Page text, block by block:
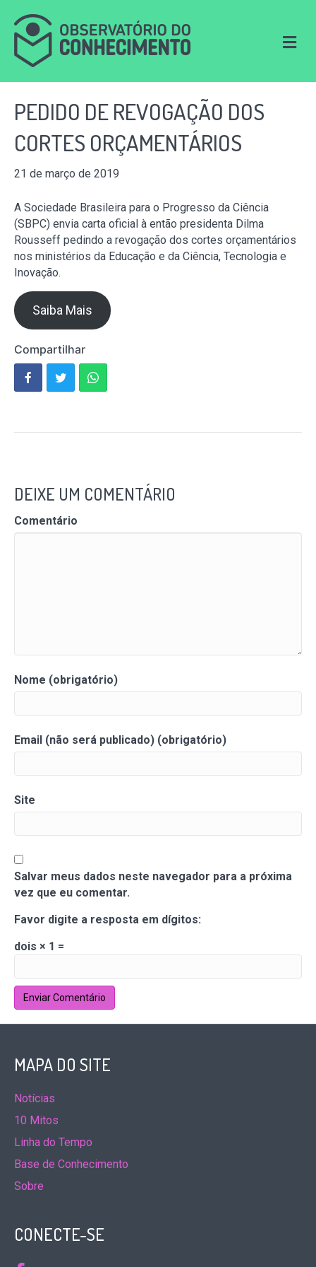
M
e
u
PEDIDO DE REVOGAÇÃO DOS
CORTES ORÇAMENTÁRIOS
21 de março de 2019
A Sociedade Brasileira para o Progresso da Ciência
(SBPC) envia carta oficial à então presidenta Dilma
Rousseff pedindo a revogação dos cortes orçamentários
nos ministérios da Educação e da Ciência, Tecnologia e
Inovação.
Saiba Mais
Compartilhar
DEIXE UM COMENTÁRIO
Comentário
Nome (obrigatório)
Email (não será publicado) (obrigatório)
Site
Salvar meus dados neste navegador para a próxima
vez que eu comentar.
Favor digite a resposta em dígitos:
dois × 1 =
MAPA DO SITE
Notícias
10 Mitos
Linha do Tempo
Base de Conhecimento
Sobre
CONECTE-SE